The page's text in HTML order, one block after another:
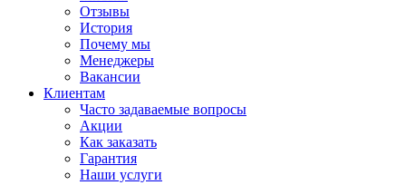
Отзывы
История
Почему мы
Менеджеры
Вакансии
Клиентам
Часто задаваемые вопросы
Акции
Как заказать
Гарантия
Наши услуги